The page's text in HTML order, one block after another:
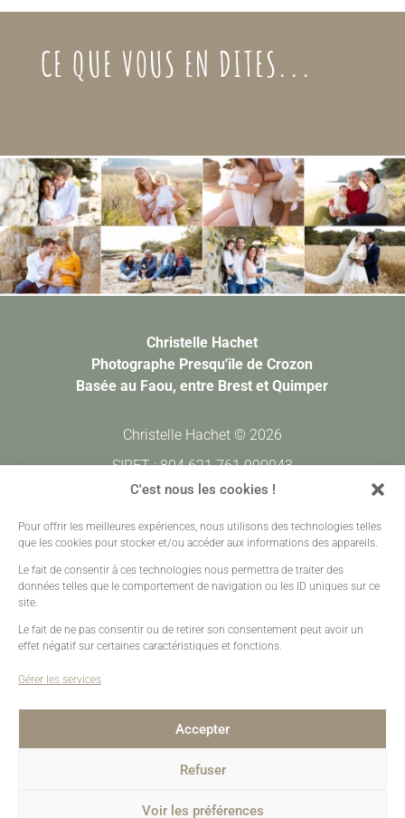
C'est nous les cookies !
Pour offrir les meilleures expériences, nous utilisons des technologies telles
que les cookies pour stocker et/ou accéder aux informations des appareils.
Le fait de consentir à ces technologies nous permettra de traiter des
données telles que le comportement de navigation ou les ID uniques sur ce
site.
Le fait de ne pas consentir ou de retirer son consentement peut avoir un
effet négatif sur certaines caractéristiques et fonctions.
Gérer les services
Accepter
Refuser
Voir les préférences
90,00 €
150,00 €
CE QUE VOUS EN DITES...
Christelle Hachet
Photographe Presqu'île de Crozon
Basée au Faou, entre Brest et Quimper
Christelle Hachet © 2026
SIRET : 804 621 761 000043
CODE APE : 7420Z
Prestations •Galeries Clients •
Contact